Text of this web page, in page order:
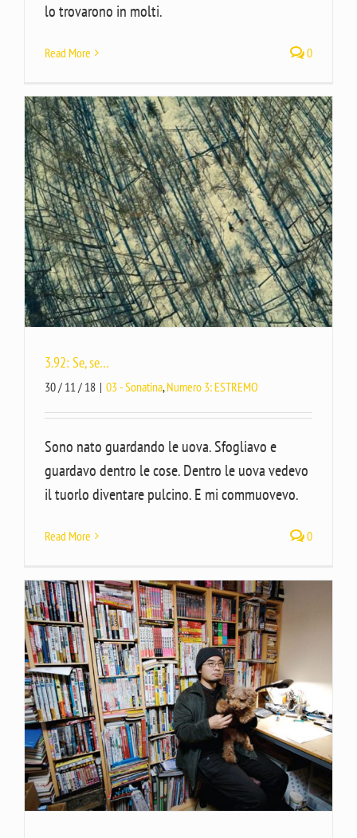
lo trovarono in molti.
Read More 0
3.92: Se, se…
30 / 11 / 18 | 03 - Sonatina,Numero 3: ESTREMO
Sono nato guardando le uova. Sfogliavo e
guardavo dentro le cose. Dentro le uova vedevo
il tuorlo diventare pulcino. E mi commuovevo.
Read More 0